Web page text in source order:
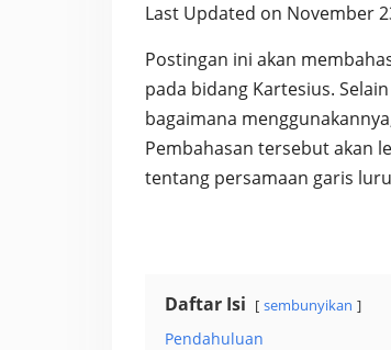
Last Updated on November
Postingan ini akan
pada bidang Kartesius.
bagaimana
Pembahasan tersebut akan
tentang persamaan garis
Daftar Isi sembunyikan
Pendahuluan